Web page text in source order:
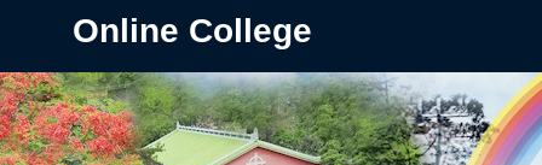
Online College